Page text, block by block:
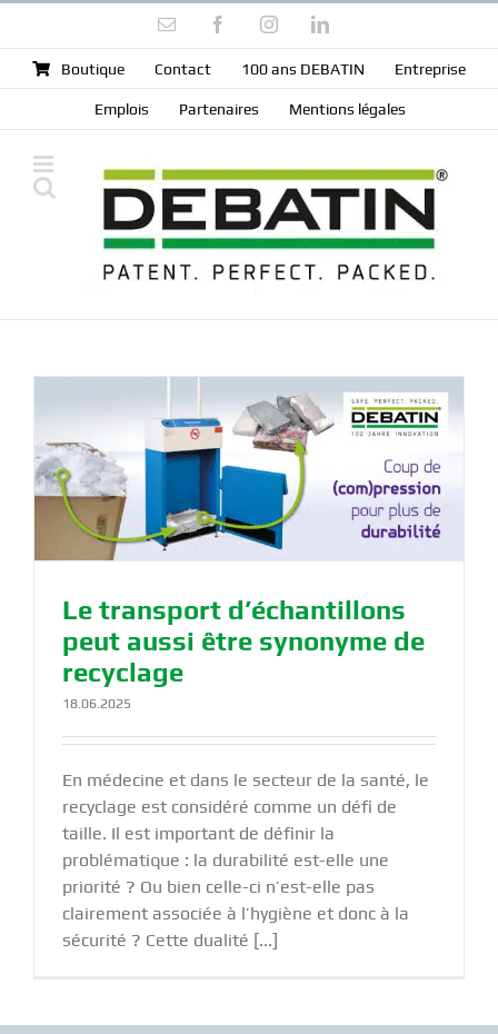
content
Email FacebookInstagramLinkedIn
Boutique Contact 100 ans DEBATIN Entreprise
Emplois Partenaires Mentions légales
Le transport d’échantillons
peut aussi être synonyme de
recyclage
18.06.2025
En médecine et dans le secteur de la santé, le
recyclage est considéré comme un défi de
taille. Il est important de définir la
problématique : la durabilité est-elle une
priorité ? Ou bien celle-ci n’est-elle pas
clairement associée à l’hygiène et donc à la
sécurité ? Cette dualité [...]